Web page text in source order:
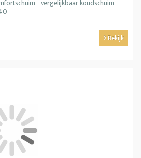
- vergelijkbaar koudschuim
Bekijk